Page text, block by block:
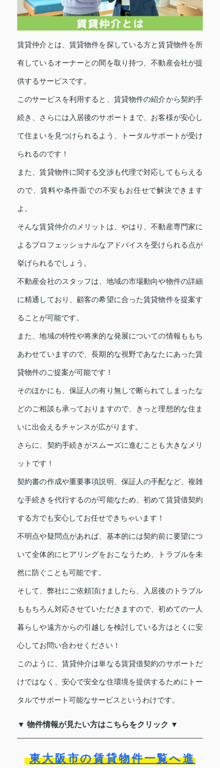
賃貸仲介とは、賃貸物件を探している方と賃貸物件を所
有しているオーナーとの間を取り持つ、不動産会社が提
供するサービスです。
このサービスを利用すると、賃貸物件の紹介から契約手
続き、さらには入居後のサポートまで、お客様が安心し
て住まいを見つけられるよう、トータルサポートが受け
られるのです！
また、賃貸物件に関する交渉も代理で対応してもらえる
ので、賃料や条件面での不安もお任せで解決できます
よ。
そんな賃貸仲介のメリットは、やはり、不動産専門家に
よるプロフェッショナルなアドバイスを受けられる点が
挙げられるでしょう。
不動産会社のスタッフは、地域の市場動向や物件の詳細
に精通しており、顧客の希望に合った賃貸物件を提案す
ることが可能です。
また、地域の特性や将来的な発展についての情報ももち
あわせていますので、長期的な視野であなたにあった賃
貸物件のご提案が可能です！
そのほかにも、保証人の有り無しで断られてしまったな
どのご相談も承っておりますので、きっと理想的な住ま
いに出会えるチャンスが広がります。
さらに、契約手続きがスムーズに進むことも大きなメリ
ットです！
契約書の作成や重要事項説明、保証人の手配など、複雑
な手続きを代行するのが可能なため、初めて賃貸借契約
する方でも安心してお任せできちゃいます！
不明点や疑問点があれば、基本的には契約前に要望につ
いて全体的にヒアリングをおこなうため、トラブルを未
然に防ぐことも可能です。
そして、弊社にご依頼頂けましたら、入居後のトラブル
ももちろん対応させていただきますので、初めての一人
暮らしや遠方からの引越しを検討している方はとくに安
心してお問い合わせください！
このように、賃貸仲介は単なる賃貸借契約のサポートだ
けではなく、安心で安全な住環境を提供するためにトー
タルでサポート可能なサービスというわけです。
▼ 物件情報が見たい方はこちらをクリック ▼
東大阪市の賃貸物件一覧へ進